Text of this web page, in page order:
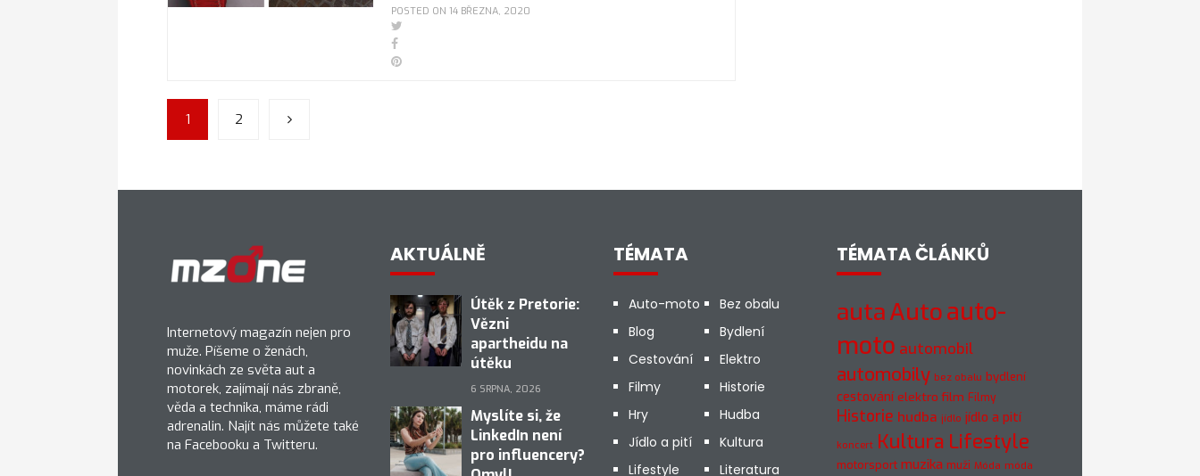
POSTED ON 14 BŘEZNA, 2020
1 2
Internetový magazín nejen pro
muže. Píšeme o ženách,
novinkách ze světa aut a
motorek, zajímají nás zbraně,
věda a technika, máme rádi
adrenalin. Najít nás můžete také
na Facebooku a Twitteru.
AKTUÁLNĚ
Útěk z Pretorie:
Vězni
apartheidu na
útěku
6 SRPNA, 2026
Myslíte si, že
LinkedIn není
pro influencery?
TÉMATA
Auto-moto
Bez obalu
Blog
Bydlení
Cestování
Elektro
Filmy
Historie
Hry
Hudba
Jídlo a pití
Kultura
Lifestyle
Literatura
TÉMATA ČLÁNKŮ
autaAutoauto-
moto automobil
automobily bez obalu bydlení
cestování elektro film Filmy
Historie hudba jídlo jídlo a pití
koncert Kultura Lifestyle
motorsport muzika muži Móda móda